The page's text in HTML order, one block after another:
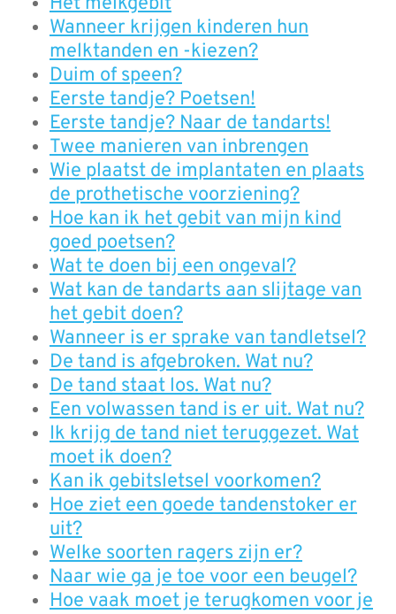
Wanneer krijgen kinderen hun
melktanden en -kiezen?
Duim of speen?
Eerste tandje? Poetsen!
Eerste tandje? Naar de tandarts!
Twee manieren van inbrengen
Wie plaatst de implantaten en plaats
de prothetische voorziening?
Hoe kan ik het gebit van mijn kind
goed poetsen?
Wat te doen bij een ongeval?
Wat kan de tandarts aan slijtage van
het gebit doen?
Wanneer is er sprake van tandletsel?
De tand is afgebroken. Wat nu?
De tand staat los. Wat nu?
Een volwassen tand is er uit. Wat nu?
Ik krijg de tand niet teruggezet. Wat
moet ik doen?
Kan ik gebitsletsel voorkomen?
Hoe ziet een goede tandenstoker er
uit?
Welke soorten ragers zijn er?
Naar wie ga je toe voor een beugel?
Hoe vaak moet je terugkomen voor je